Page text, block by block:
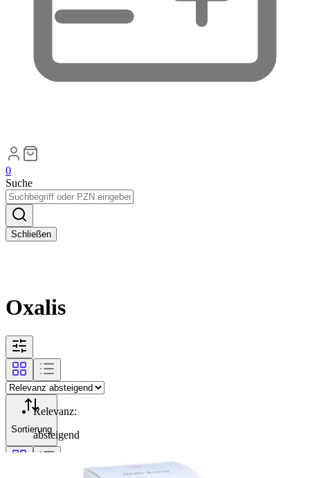
0
Suche
Schließen
Oxalis
Sortierung
Relevanz:
absteigend